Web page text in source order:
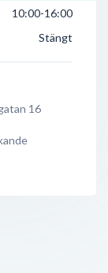
10:00-16:00
Stängt
16